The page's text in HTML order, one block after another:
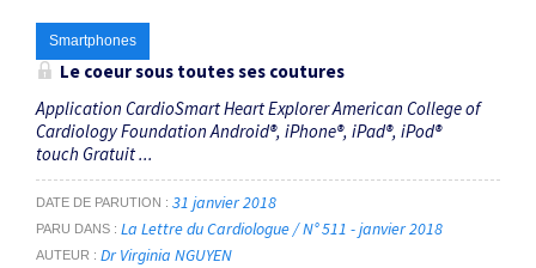
Smartphones
Le coeur sous toutes ses coutures
Application CardioSmart Heart Explorer American College of
Cardiology Foundation Android®, iPhone®, iPad®, iPod®
touch Gratuit ...
DATE DE PARUTION 31 janvier 2018
PARU DANS La Lettre du Cardiologue / N° 511 - janvier 2018
AUTEUR Dr Virginia NGUYEN